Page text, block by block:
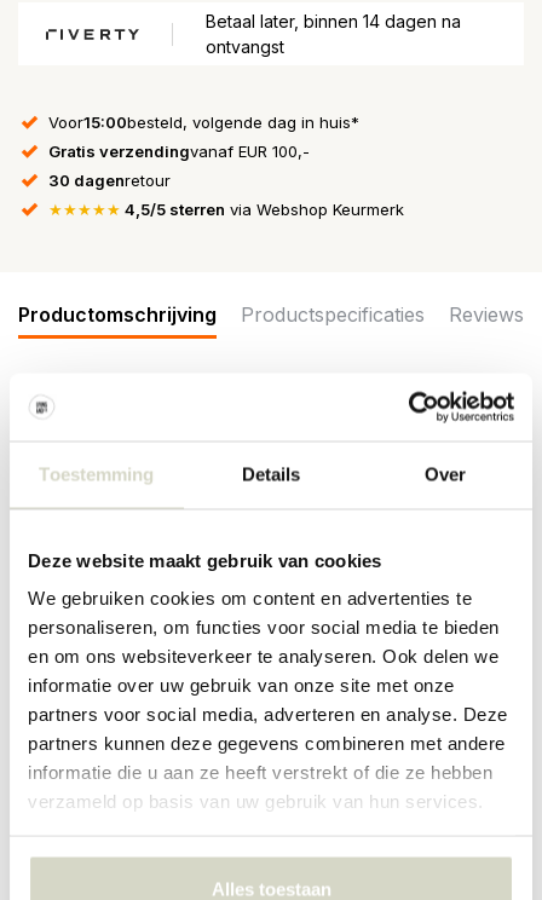
Toestemming Details Over
Deze website maakt gebruik van cookies
We gebruiken cookies om content en advertenties te
personaliseren, om functies voor social media te bieden
en om ons websiteverkeer te analyseren. Ook delen we
informatie over uw gebruik van onze site met onze
partners voor social media, adverteren en analyse. Deze
partners kunnen deze gegevens combineren met andere
informatie die u aan ze heeft verstrekt of die ze hebben
verzameld op basis van uw gebruik van hun services.
Alles toestaan
Betaal later, binnen 14 dagen na
ontvangst
Voor15:00besteld, volgende dag in huis*
Gratis verzendingvanaf EUR 100,-
30 dagenretour
★★★★★ 4,5/5 sterren via Webshop Keurmerk
Productomschrijving Productspecificaties Reviews
Wat een eyecatcher! De Ay Illuminate Z1 hanglamp met zwart
exemplaar is uniek!
Materiaal: papier, bamboe
Kleur: zwart, naturel, bruin
Overig:Inclusief3 meter snoer en plafondkapje. E27 fitting,
max. 60W. Exclusief lichtbol.
PRODUCTSPECIFICATIES
Artikelnummer AI-901-100-01-PBC